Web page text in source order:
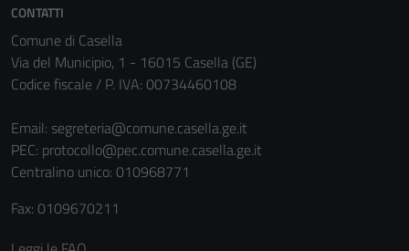
CONTATTI
Comune di Casella
Via del Municipio, 1 - 16015 Casella (GE)
Codice fiscale / P. IVA: 00734460108
Email: segreteria@comune.casella.ge.it
PEC: protocollo@pec.comune.casella.ge.it
Centralino unico: 010968771
Fax: 0109670211
una serie di
servizi esterni
Cookie policy
estesa per i